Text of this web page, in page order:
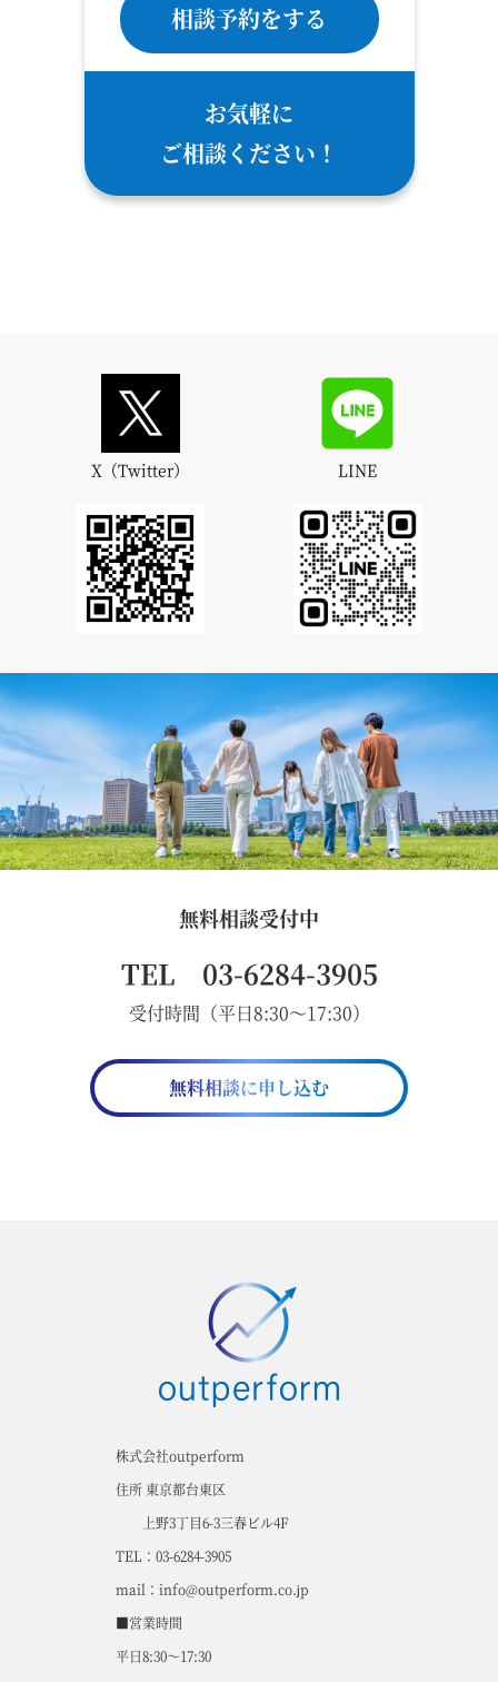
相談予約をする
お気軽に
ご相談ください！
X（Twitter） LINE
無料相談受付中
TEL 03-6284-3905
受付時間（平日8:30～17:30）
無料相談に申し込む
株式会社outperform
住所 東京都台東区
上野3丁目6-3三春ビル4F
TEL：03-6284-3905
mail：info@outperform.co.jp
■営業時間
平日8:30～17:30